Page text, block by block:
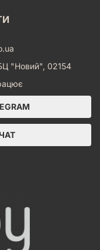
"Новий", 02154